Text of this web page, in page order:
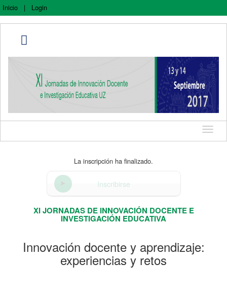
Inicio | Login
Idioma
La inscripción ha finalizado.
Inscribirse
XI JORNADAS DE INNOVACIÓN DOCENTE E
INVESTIGACIÓN EDUCATIVA
Innovación docente y aprendizaje:
experiencias y retos